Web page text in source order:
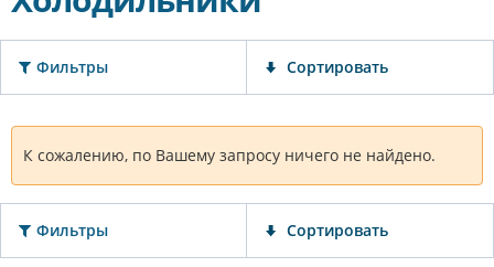
Фильтры Сортировать
К сожалению, по Вашему запросу ничего не найдено.
Фильтры Сортировать